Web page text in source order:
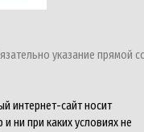
указание прямой
интернет-сайт носит
ни при каких условиях не